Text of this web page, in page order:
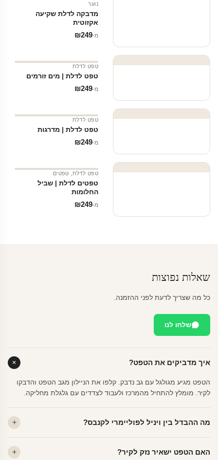
נוער
מדבקה לדלת שקיעה
אקזוטית
מ‑ ₪249
טפט לדלת
טפט לדלת | מים זורמים
מ‑ ₪249
טפט לדלת
טפט לדלת | מדרגות
מ‑ ₪249
טפט לדלת טפטים
טפטים לדלת | שביל
החלומות
מ‑ ₪249
שאלות נפוצות
כל מה שצריך לדעת לפני ההזמנה.
שלחו לנו
איך מדביקים את הטפט?
הטפט מגיע מגולגל עם גב נדבק. קלפו את הניילון מגב הטפט והדבקו
לקיר. מומלץ להתחיל מהמרכז ולעבוד לצדדים עם גלגלת מחליקה.
מה ההבדל בין ויניל לפוליימרי לקנבס?
פרמיום. קנבס — בד אמנותי יוקרתי, מט.
האם הטפט ישאיר נזק לקיר?